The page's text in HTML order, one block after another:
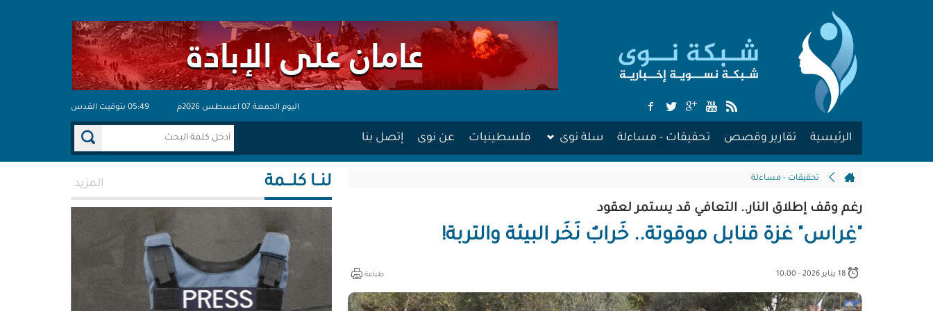
اليوم الجمعة 07 اعسطس 2026م 05:49 بتوقيت القدس
الرئيسية تقارير وقصص تحقيقات - مساءلة سلة نوى فلسطينيات عن نوى إتصل بنا
تحقيقات - مساءلة
رغم وقف إطلاق النار.. التعافي قد يستمر لعقود
"غِراس" غزة قنابل موقوتة.. خَرابٌ نَخَر البيئة والتربة!
طباعة
لنــا كلـــمة المزيد